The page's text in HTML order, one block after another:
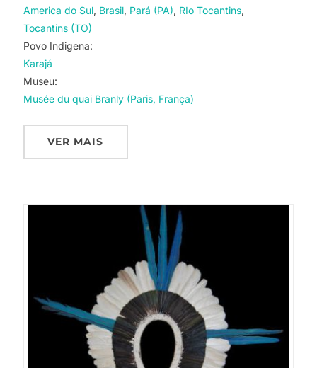
America do Sul Brasil Pará (PA) RIo Tocantins
Tocantins (TO)
Povo Indigena:
Karajá
Museu:
Musée du quai Branly (Paris, França)
VER MAIS